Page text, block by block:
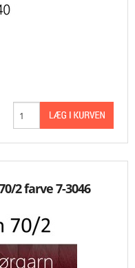
2 farve 7-3046